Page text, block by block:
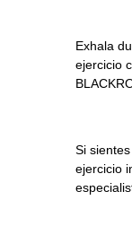
Exhala
ejercicio
Si
ejercicio